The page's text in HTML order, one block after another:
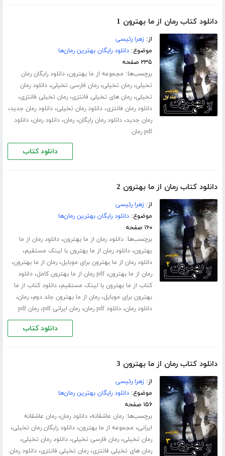
دانلود کتاب رمان از ما بهترون 1
از:زهرا رئیسی
موضوع:دانلود رایگان بهترین رمان‌ها
۲۳۵ صفحه
برچسب‌ها: مجموعه از ما بهترون،دانلود رایگان رمان
تخیلی،رمان تخیلی،رمان فارسی تخیلی،دانلود رمان
تخیلی،رمان های تخیلی فانتزی،رمان تخیلی فانتزی،
دانلود رمان فانتزی،دانلود رمان تخیلی،دانلود رمان جدید،
رمان جدید،دانلود رمان رایگان،رمان،دانلود رمان،دانلود
pdf رمان
دانلود کتاب
دانلود کتاب رمان از ما بهترون 2
از:زهرا رئیسی
موضوع:دانلود رایگان بهترین رمان‌ها
۱۶۰ صفحه
برچسب‌ها:دانلود رمان از ما بهترون،دانلود رمان از ما
بهترون،دانلود رمان از ما بهترون با لینک مستقیم،
دانلود رمان از ما بهترون برای موبایل،رمان از ما بهترون،
رمان از ما بهترون،pdf رمان از ما بهترون کامل ،دانلود
کتاب از ما بهترون با لینک مستقیم،دانلود کتاب از ما
بهترون برای موبایل،رمان از ما بهترون جلد دوم،رمان،
دانلود رمان،دانلود pdf رمان ،رمان ایرانی pdf ،رمان pdf
دانلود کتاب
دانلود کتاب رمان از ما بهترون 3
از:زهرا رئیسی
موضوع:دانلود رایگان بهترین رمان‌ها
۱۵۶ صفحه
برچسب‌ها:رمان عاشقانه،دانلود رمان،رمان عاشقانه
ایرانی، مجموعه از ما بهترون،دانلود رایگان رمان تخیلی،
رمان تخیلی،رمان فارسی تخیلی،دانلود رمان تخیلی،
رمان های تخیلی فانتزی،رمان تخیلی فانتزی،دانلود رمان